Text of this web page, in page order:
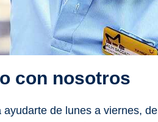
con nosotros
ayudarte de lunes a viernes, de